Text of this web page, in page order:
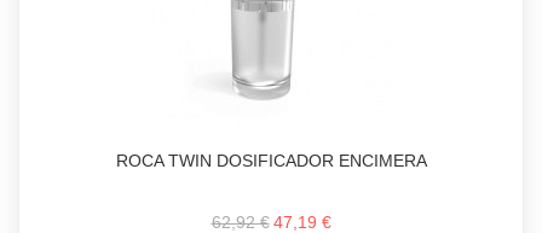
ROCA TWIN DOSIFICADOR ENCIMERA
62,92 € 47,19 €